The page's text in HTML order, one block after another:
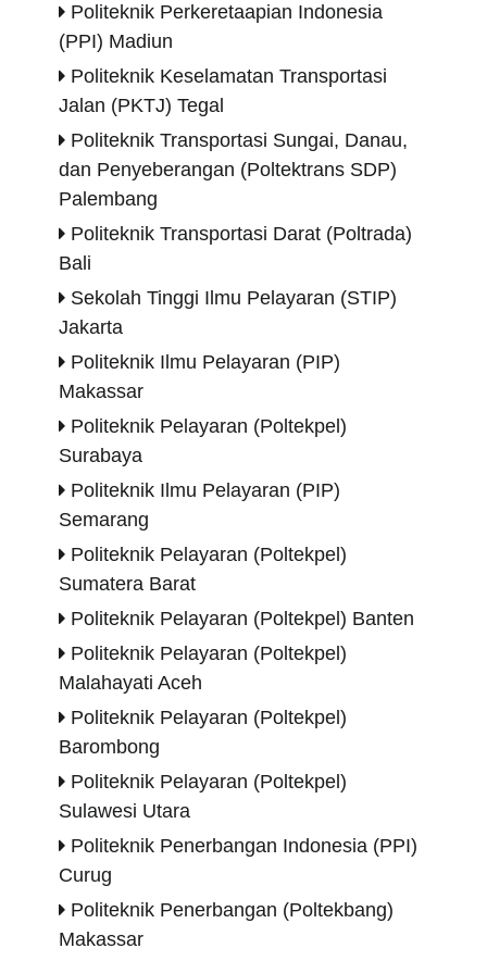
Politeknik Perkeretaapian Indonesia
(PPI) Madiun
Politeknik Keselamatan Transportasi
Jalan (PKTJ) Tegal
Politeknik Transportasi Sungai, Danau,
dan Penyeberangan (Poltektrans SDP)
Palembang
Politeknik Transportasi Darat (Poltrada)
Bali
Sekolah Tinggi Ilmu Pelayaran (STIP)
Jakarta
Politeknik Ilmu Pelayaran (PIP)
Makassar
Politeknik Pelayaran (Poltekpel)
Surabaya
Politeknik Ilmu Pelayaran (PIP)
Semarang
Politeknik Pelayaran (Poltekpel)
Sumatera Barat
Politeknik Pelayaran (Poltekpel) Banten
Politeknik Pelayaran (Poltekpel)
Malahayati Aceh
Politeknik Pelayaran (Poltekpel)
Barombong
Politeknik Pelayaran (Poltekpel)
Sulawesi Utara
Politeknik Penerbangan Indonesia (PPI)
Curug
Politeknik Penerbangan (Poltekbang)
Makassar